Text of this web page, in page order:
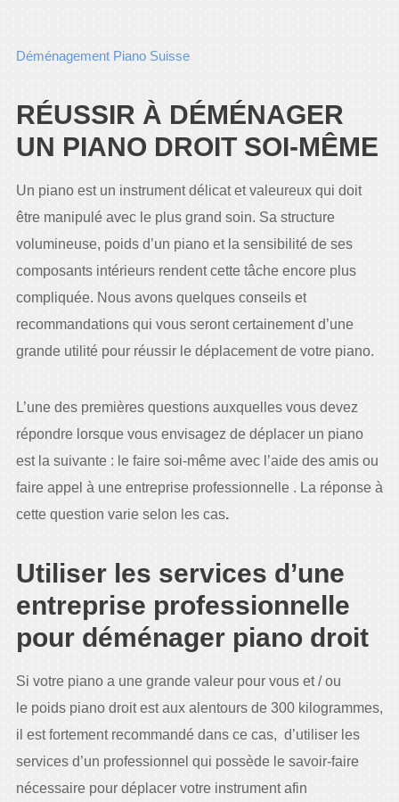
Déménagement Piano Suisse
RÉUSSIR À DÉMÉNAGER
UN PIANO DROIT SOI-MÊME
Un piano est un instrument délicat et valeureux qui doit
être manipulé avec le plus grand soin. Sa structure
volumineuse, poids d’un piano et la sensibilité de ses
composants intérieurs rendent cette tâche encore plus
compliquée. Nous avons quelques conseils et
recommandations qui vous seront certainement d’une
grande utilité pour réussir le déplacement de votre piano.
L’une des premières questions auxquelles vous devez
répondre lorsque vous envisagez de déplacer un piano
est la suivante : le faire soi-même avec l’aide des amis ou
faire appel à une entreprise professionnelle . La réponse à
cette question varie selon les cas.
Utiliser les services d’une
entreprise professionnelle
pour déménager piano droit
Si votre piano a une grande valeur pour vous et / ou
le poids piano droit est aux alentours de 300 kilogrammes,
il est fortement recommandé dans ce cas, d’utiliser les
services d’un professionnel qui possède le savoir-faire
nécessaire pour déplacer votre instrument afin